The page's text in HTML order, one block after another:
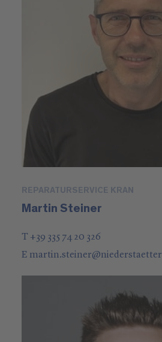
REPARATURSERVICE KRAN
Martin Steiner
T +39 335 74 20 326
E martin.steiner@niederstaetter